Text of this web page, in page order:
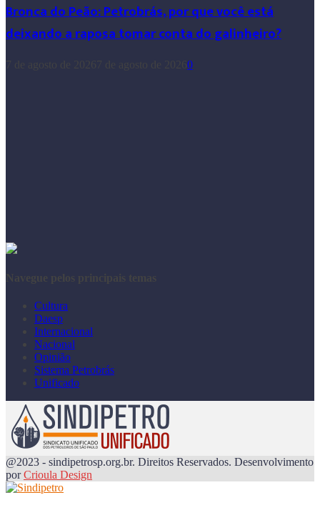
Bronca do Peão: Petrobrás, por que você está
deixando a raposa tomar conta do galinheiro?
0
Navegue pelos principais temas
Cultura
Daesp
Internacional
Nacional
Opinião
Sistema Petrobrás
Unificado
@2023 - sindipetrosp.org.br. Direitos Reservados. Desenvolvimento
porCrioula Design